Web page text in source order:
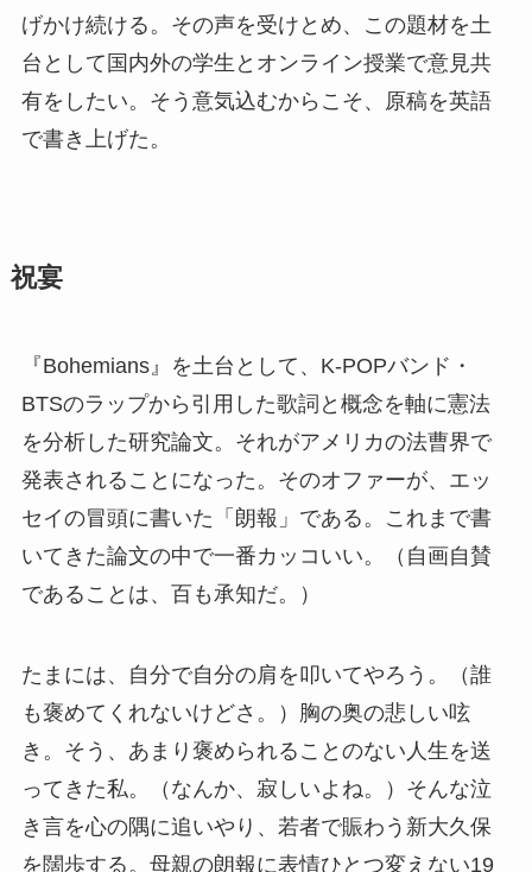
げかけ続ける。その声を受けとめ、この題材を土
台として国内外の学生とオンライン授業で意見共
有をしたい。そう意気込むからこそ、原稿を英語
で書き上げた。
祝宴
『Bohemians』を土台として、K-POPバンド・
BTSのラップから引用した歌詞と概念を軸に憲法
を分析した研究論文。それがアメリカの法曹界で
発表されることになった。そのオファーが、エッ
セイの冒頭に書いた「朗報」である。これまで書
いてきた論文の中で一番カッコいい。（自画自賛
であることは、百も承知だ。）
たまには、自分で自分の肩を叩いてやろう。（誰
も褒めてくれないけどさ。）胸の奥の悲しい呟
き。そう、あまり褒められることのない人生を送
ってきた私。（なんか、寂しいよね。）そんな泣
き言を心の隅に追いやり、若者で賑わう新大久保
を闊歩する。母親の朗報に表情ひとつ変えない19